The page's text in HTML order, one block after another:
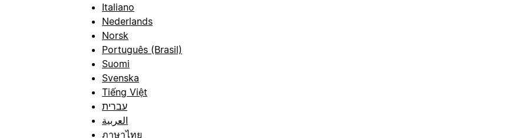
Italiano
Nederlands
Norsk
Português (Brasil)
Suomi
Svenska
Tiếng Việt
עברית
العربية
ภาษาไทย